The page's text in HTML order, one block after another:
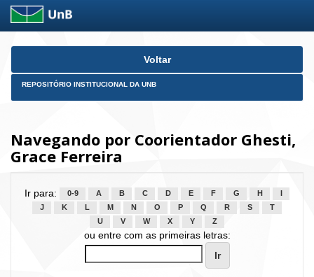
Skip
Voltar
REPOSITÓRIO INSTITUCIONAL DA UNB
Navegando por Coorientador Ghesti,
Grace Ferreira
Ir para: 0-9 A B C D E F G H
J
K L M N O P Q R S
T
U
V W X Y Z
ou entre com as primeiras letras: